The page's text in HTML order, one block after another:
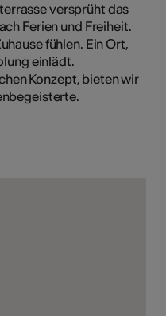
versprüht das
Ferien und Freiheit.
fühlen. Ein Ort,
einlädt.
Konzept, bieten wir